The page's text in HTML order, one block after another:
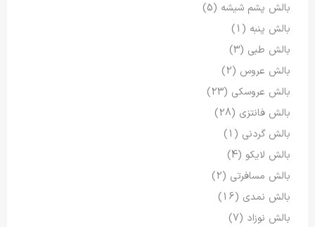
بالش پشم شیشه (5)
بالش پنبه (1)
بالش طبی (3)
بالش عروس (2)
بالش عروسکی (23)
بالش فانتزی (28)
بالش گردنی (1)
بالش لایکو (4)
بالش مسافرتی (2)
بالش نمدی (16)
بالش نوزاد (7)